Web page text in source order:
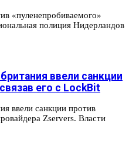
«пуленепробиваемого»
полиция Нидерландов
ввели санкции
его с LockBit
ввели санкции против
Zservers. Власти